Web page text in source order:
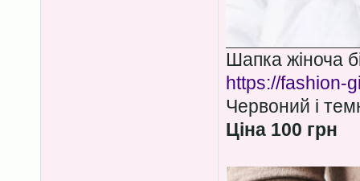
Шапка жіноча
https://fashion-
Червоний і
Ціна 100 грн